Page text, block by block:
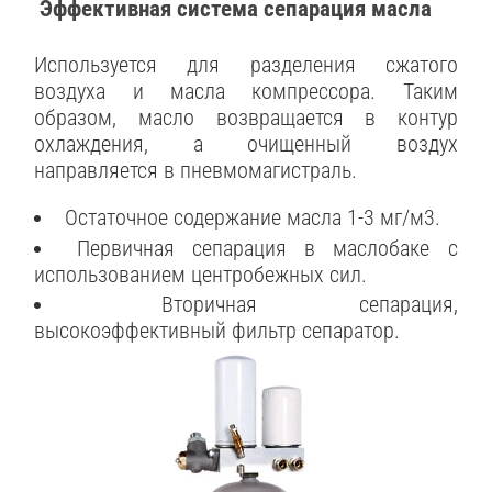
Эффективная система сепарация масла
Используется для разделения сжатого
воздуха и масла компрессора. Таким
образом, масло возвращается в контур
охлаждения, а очищенный воздух
направляется в пневмомагистраль.
Остаточное содержание масла 1-3 мг/м3.
Первичная сепарация в маслобаке с
использованием центробежных сил.
Вторичная сепарация,
высокоэффективный фильтр сепаратор.